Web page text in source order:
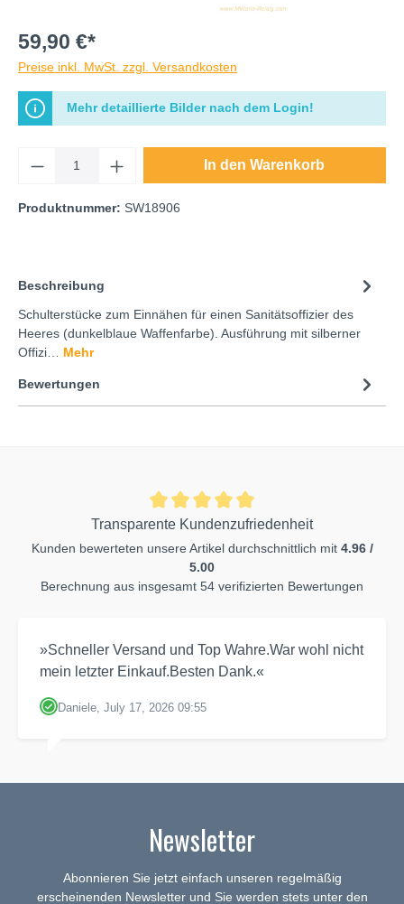
59,90 €*
Preise inkl. MwSt. zzgl. Versandkosten
Mehr detaillierte Bilder nach dem Login!
In den Warenkorb
Produktnummer: SW18906
Beschreibung
Schulterstücke zum Einnähen für einen Sanitätsoffizier des
Heeres (dunkelblaue Waffenfarbe). Ausführung mit silberner
Offizi… Mehr
Bewertungen
Transparente Kundenzufriedenheit
Kunden bewerteten unsere Artikel durchschnittlich mit 4.96 /
5.00
Berechnung aus insgesamt 54 verifizierten Bewertungen
»Schneller Versand und Top Wahre.War wohl nicht
mein letzter Einkauf.Besten Dank.«
Daniele, July 17, 2026 09:55
Newsletter
Abonnieren Sie jetzt einfach unseren regelmäßig
erscheinenden Newsletter und Sie werden stets unter den